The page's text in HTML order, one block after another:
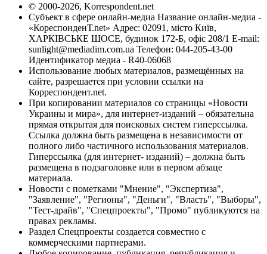
© 2000-2026, Korrespondent.net
Субъект в сфере онлайн-медиа Название онлайн-медиа -
«КореспонденТ.net» Адрес: 02091, місто Київ,
ХАРКІВСЬКЕ ШОСЕ, будинок 172-Б, офіс 208/1 E-mail:
sunlight@mediadim.com.ua Телефон: 044-205-43-00
Идентификатор медиа - R40-06068
Использование любых материалов, размещённых на
сайте, разрешается при условии ссылки на
Корреспондент.net.
При копировании материалов со страницы «Новости
Украины и мира», для интернет-изданий – обязательна
прямая открытая для поисковых систем гиперссылка.
Ссылка должна быть размещена в независимости от
полного либо частичного использования материалов.
Гиперссылка (для интернет- изданий) – должна быть
размещена в подзаголовке или в первом абзаце
материала.
Новости с пометками "Мнение", "Экспертиза",
"Заявление", "Регионы", "Деньги", "Власть", "Выборы",
"Тест-драйв", "Спецпроекты", "Промо" публикуются на
правах рекламы.
Раздел Спецпроекты создается совместно с
коммерческими партнерами.